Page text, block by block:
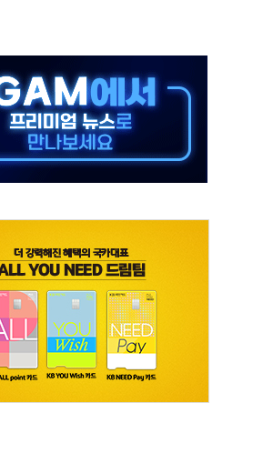
지수는 나흘 연속 최고치